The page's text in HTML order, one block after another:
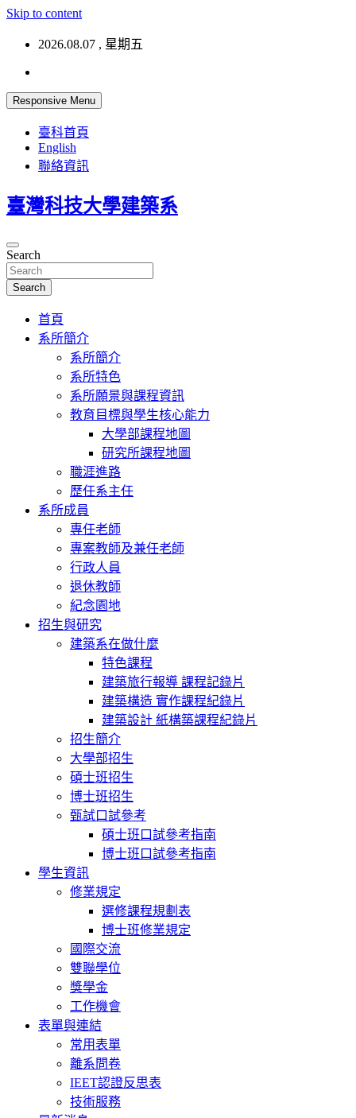
Skip to content
2026.08.07 , 星期五
Responsive Menu
臺科首頁
English
聯絡資訊
臺灣科技大學建築系
Search
Search
首頁
系所簡介
系所簡介
系所特色
系所願景與課程資訊
教育目標與學生核心能力
大學部課程地圖
研究所課程地圖
職涯進路
歷任系主任
系所成員
專任老師
專案教師及兼任老師
行政人員
退休教師
紀念園地
招生與研究
建築系在做什麼
特色課程
建築旅行報導 課程記錄片
建築構造 實作課程紀錄片
建築設計 紙構築課程紀錄片
招生簡介
大學部招生
碩士班招生
博士班招生
甄試口試參考
碩士班口試參考指南
博士班口試參考指南
學生資訊
修業規定
選修課程規劃表
博士班修業規定
國際交流
雙聯學位
獎學金
工作機會
表單與連結
常用表單
離系問卷
IEET認證反思表
技術服務